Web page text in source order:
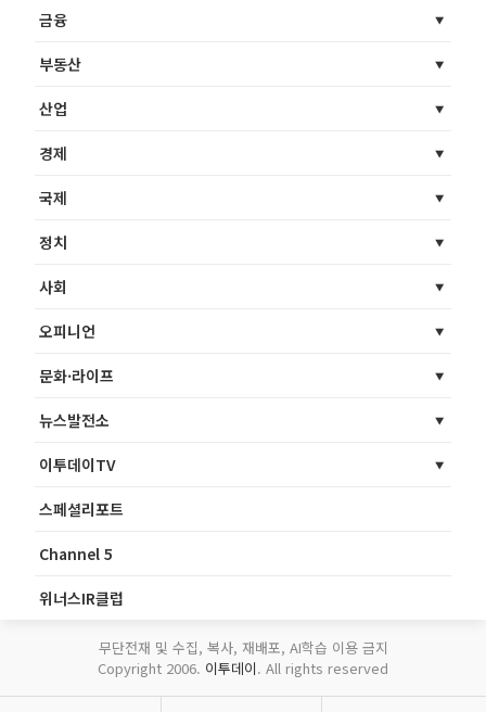
금융
부동산
산업
경제
국제
정치
사회
오피니언
문화·라이프
뉴스발전소
이투데이TV
스페셜리포트
Channel 5
위너스IR클럽
무단전재 및 수집, 복사, 재배포, AI학습 이용 금지
Copyright 2006. 이투데이. All rights reserved